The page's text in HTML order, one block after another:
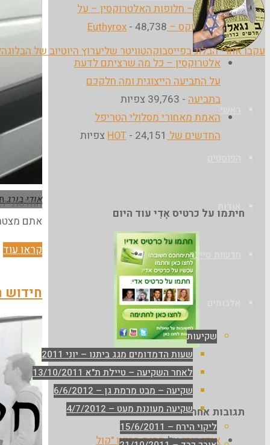
את:הבלוג
של
עקבו אחרי הבלוג בפייסבוקהטוויטר שליערוץ היוטיוב של הבלוג
חדשות סייבר
שקיעות
שעות הדמדומים מגג ביתנו – יוני 2011
לאחר השקיעה – טיילת ת"א 13/10/2011
שקיעה – מבט מרמת גן – 6/6/2012
שקיעה מעוננת מעט – 4/7/2012
ליקוי הירח – 15/6/2011
אודי בורג
החלטתי
אתם
קראו עוד
חידוש
מעקב – חלופות האלטרוקסין – על
היוטירוקס – Euthyrox - 48,738
צפיות
אלטרוקסין – כל מה שרציתם לדעת
על התביעה הייצוגית ומה חלקכם
בתביעה - 39,763 צפיות
האמת מאחורי מסלולי הטריפל
החדשים של HOT - 24,151 צפיות
חיתמו על כרטיס אָדִי עוד היום
תגובות אחרונות
אודי בורגעלתחנת הרדיו "קול